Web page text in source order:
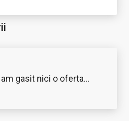
gasit nici o oferta...